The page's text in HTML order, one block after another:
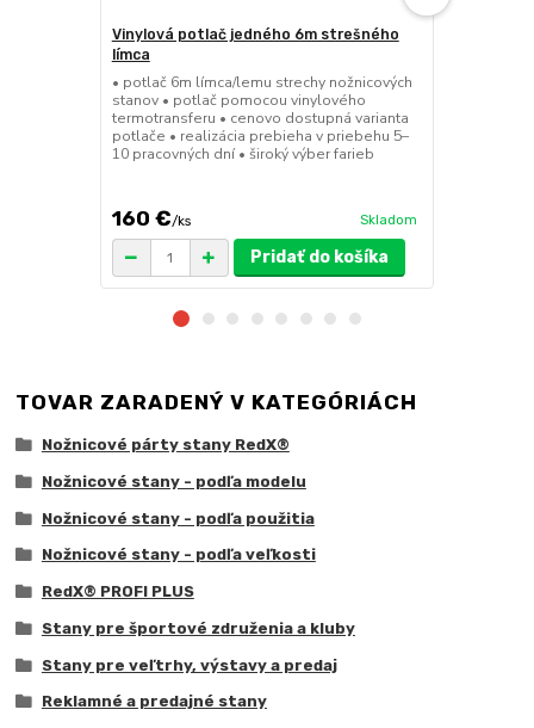
Vinylová potlač jedného 6m strešného
límca
• potlač 6m límca/lemu strechy nožnicových
stanov • potlač pomocou vinylového
termotransferu • cenovo dostupná varianta
potlače • realizácia prebieha v priebehu 5–
10 pracovných dní • široký výber farieb
160 €/ks Skladom
Pridať do košíka
TOVAR ZARADENÝ V KATEGÓRIÁCH
Nožnicové párty stany RedX®
Nožnicové stany - podľa modelu
Nožnicové stany - podľa použitia
Nožnicové stany - podľa veľkosti
RedX® PROFI PLUS
Stany pre športové združenia a kluby
Stany pre veľtrhy, výstavy a predaj
Reklamné a predajné stany